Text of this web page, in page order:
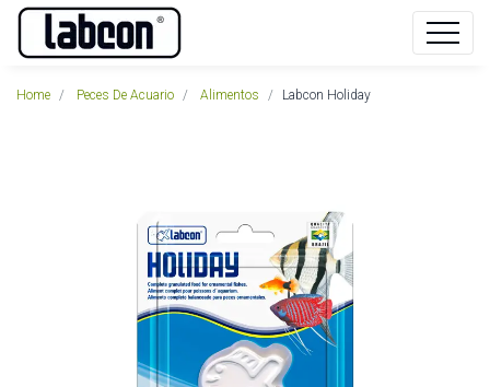
Home Peces De Acuario Alimentos Labcon Holiday